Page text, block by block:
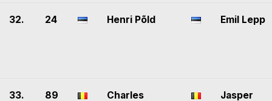
32. 24 Henri Põld Emil Lepp
33. 89
Charles
Jasper